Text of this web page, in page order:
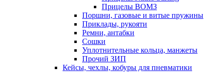
Прицелы ВОМЗ
Поршни, газовые и витые пружины
Приклады, рукояти
Ремни, антабки
Сошки
Уплотнительные кольца, манжеты
Прочий ЗИП
Кейсы, чехлы, кобуры для пневматики